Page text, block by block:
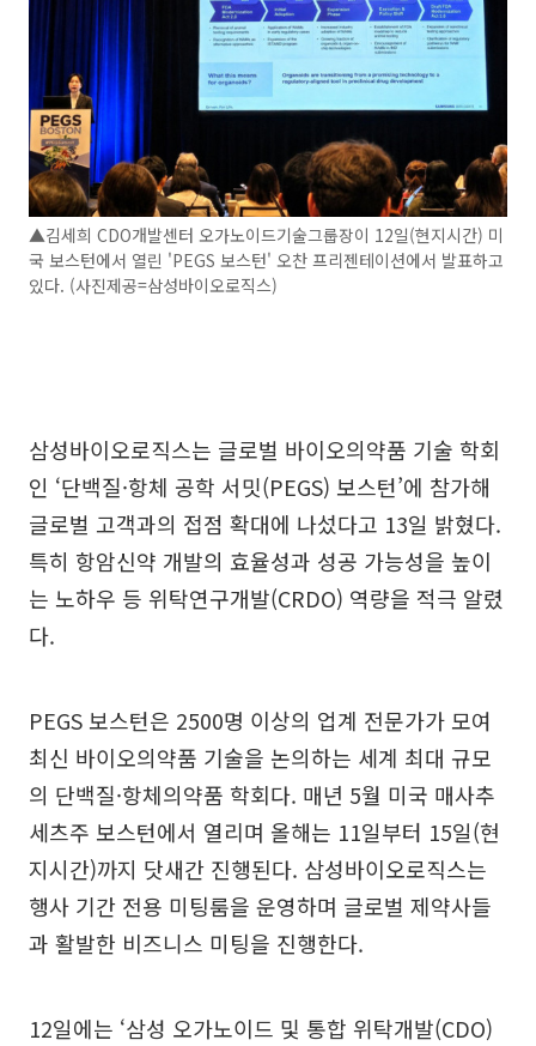
▲김세희 CDO개발센터 오가노이드기술그룹장이 12일(현지시간) 미
국 보스턴에서 열린 'PEGS 보스턴' 오찬 프리젠테이션에서 발표하고
있다. (사진제공=삼성바이오로직스)
삼성바이오로직스는 글로벌 바이오의약품 기술 학회
인 ‘단백질·항체 공학 서밋(PEGS) 보스턴’에 참가해
글로벌 고객과의 접점 확대에 나섰다고 13일 밝혔다.
특히 항암신약 개발의 효율성과 성공 가능성을 높이
는 노하우 등 위탁연구개발(CRDO) 역량을 적극 알렸
다.
PEGS 보스턴은 2500명 이상의 업계 전문가가 모여
최신 바이오의약품 기술을 논의하는 세계 최대 규모
의 단백질·항체의약품 학회다. 매년 5월 미국 매사추
세츠주 보스턴에서 열리며 올해는 11일부터 15일(현
지시간)까지 닷새간 진행된다. 삼성바이오로직스는
행사 기간 전용 미팅룸을 운영하며 글로벌 제약사들
과 활발한 비즈니스 미팅을 진행한다.
12일에는 ‘삼성 오가노이드 및 통합 위탁개발(CDO)